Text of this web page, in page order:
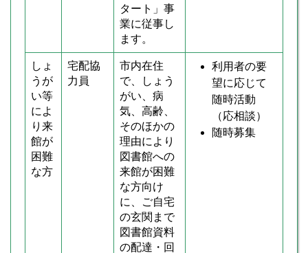
タート」事
業に従事し
ます。
しょ
うが
い等
によ
り来
館が
困難
な方
宅配協
力員
市内在住
で、しょう
がい、病
気、高齢、
そのほかの
理由により
図書館への
来館が困難
な方向け
に、ご自宅
の玄関まで
図書館資料
の配達・回
利用者の要
望に応じて
随時活動
（応相談）
随時募集